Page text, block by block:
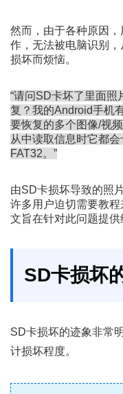
然而，由于各种原因
作，无法被电脑识别
损坏而烦恼。
“请问SD卡坏了里面
复？我的Android手机
要恢复的多个图像/视
从中读取信息时它都
FAT32。”
由SD卡损坏导致的照
许多用户迫切需要教程
文旨在针对此问题提供
SD卡损坏
SD卡损坏的迹象非常
计损坏程度。